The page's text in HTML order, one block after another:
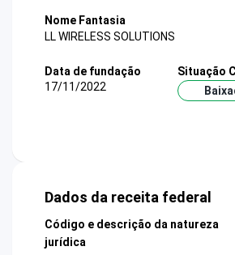
Nome Fantasia
LL WIRELESS SOLUTIONS
Data de fundação
17/11/2022
Situação
Dados da receita federal
Código e descrição da natureza
jurídica